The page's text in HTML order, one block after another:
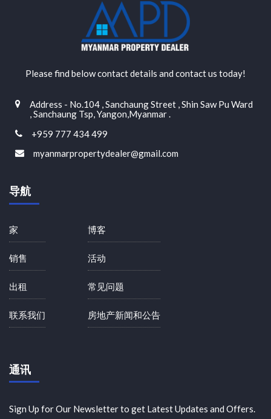
Please find below contact details and contact us today!
Address - No.104 , Sanchaung Street , Shin Saw Pu Ward
, Sanchaung Tsp, Yangon,Myanmar .
+959 777 434 499
myanmarpropertydealer@gmail.com
导航
家
销售
出租
联系我们
博客
活动
常见问题
房地产新闻和公告
通讯
Sign Up for Our Newsletter to get Latest Updates and Offers.